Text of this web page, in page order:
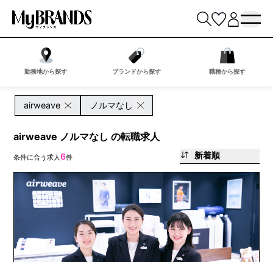
勤務地から探す ブランドから探す 職種から探す
airweave ノルマなし
airweave ノルマなし の転職求人
条件に合う求人6件 新着順